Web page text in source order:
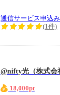
通信サービス申込み
(1件)
@nifty光（株式会
18,000pt